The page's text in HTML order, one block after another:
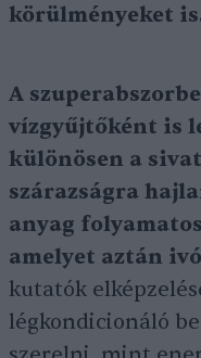
körülményeket
A
vízgyűjtőként is
különösen a
szárazságra
anyag
amelyet aztán
kutatók
légkondicionáló